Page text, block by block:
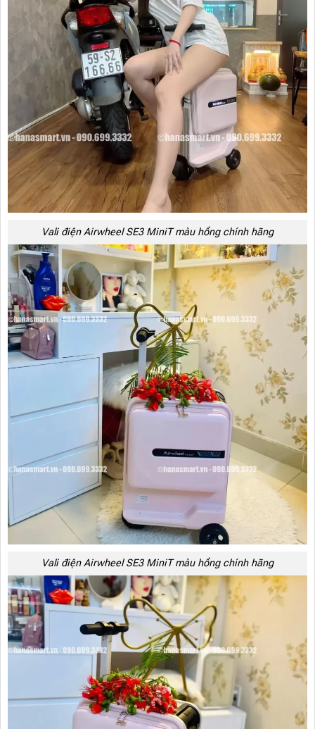
Vali điện Airwheel SE3 MiniT màu hồng chính hãng
Vali điện Airwheel SE3 MiniT màu hồng chính hãng